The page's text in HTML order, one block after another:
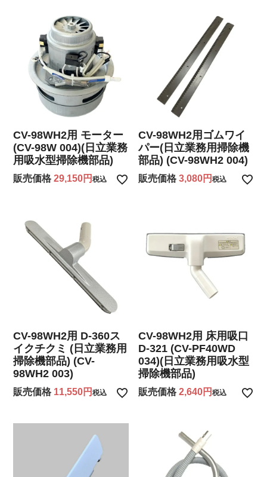
CV-98WH2用 モーター
(CV-98W 004)(日立業務
用吸水型掃除機部品)
販売価格 29,150 税込
CV-98WH2用ゴムワイ
パー(日立業務用掃除機
部品) (CV-98WH2 004)
販売価格 3,080 税込
CV-98WH2用 D-360ス
イクチクミ (日立業務用
掃除機部品) (CV-
98WH2 003)
販売価格 11,550 税込
CV-98WH2用 床用吸口
D-321 (CV-PF40WD
034)(日立業務用吸水型
掃除機部品)
販売価格 2,640 税込